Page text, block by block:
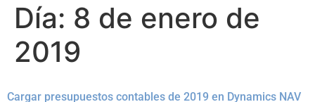
Día: 8 de enero de
2019
Cargar presupuestos contables de 2019 en Dynamics NAV